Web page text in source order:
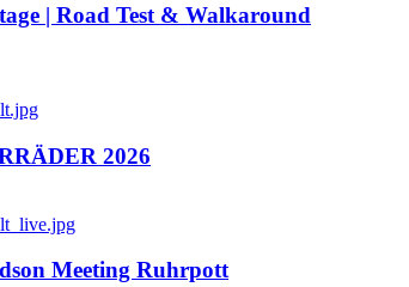
| Road Test & Walkaround
2026
Meeting Ruhrpott